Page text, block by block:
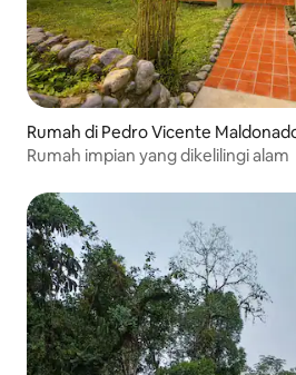
Rumah di Pedro Vicente
Rumah impian yang dikelilingi alam